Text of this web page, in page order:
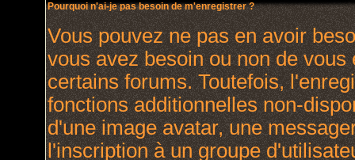
Pourquoi n'ai-je pas besoin de m'enregistrer ?
Vous pouvez ne pas en avoir
vous avez besoin ou non de
certains forums. Toutefois,
fonctions additionnelles non-
d'une image avatar, une
l'inscription à un groupe